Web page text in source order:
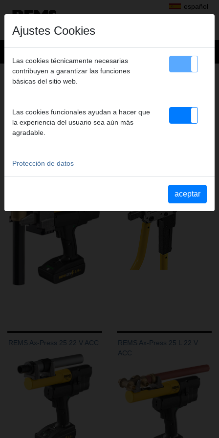
español
PRENSAR AXIAL
REMS Ax-Press 30 22 V
REMS Ax-Press 25 22 V ACC
REMS Ax-Press 25 L 22 V
ACC
Ajustes Cookies
Las cookies técnicamente necesarias
contribuyen a garantizar las funciones
básicas del sitio web.
Las cookies funcionales ayudan a hacer que
la experiencia del usuario sea aún más
agradable.
Protección de datos
aceptar